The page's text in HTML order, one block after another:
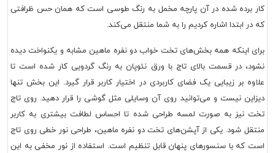
کار برده شده در آن پارچه مخمل به رنگ طوسی است که همان حس ظرافتی
که در ابتدا اشاره کردیم را به شما منتقل می‌کند.
برای اینکه همه بخش‌های تخت خواب دو نفره ماهین مشابه و یکنواخت دیده
نشود، در قسمت بالای تاج با ورق نئوپان به رنگ گردویی کار شده است تا
علاوه بر زیبایی یک فضای کاربردی در اختیار کاربر قرار گیرد. این بخش تنها
دیزاین نیست و می‌توانید روی آن وسایلی مثل گوشی را قرار دهید. روی تاج
تخت نیز به صورت لمسه طراحی شده تا احساس لطافت بیشتری به کاربر
منتقل شود. یکی از آپشن‌های تخت دو نفره ماهین، طراحی نور خطی روی تاج
است که با سنسورهای پنهان قابل تنظیم است. استفاده از نور مخفی به این